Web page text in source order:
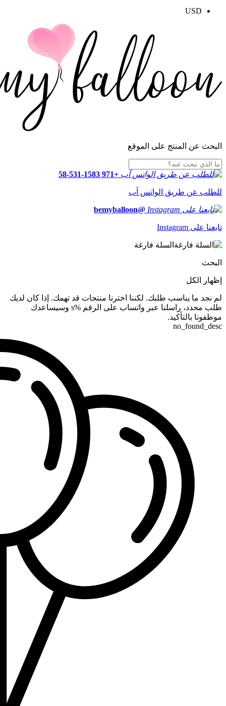
USD
البحث عن المنتج على الموقع
+971 58-531-1583
للطلب عن طريق الواتس آب
@bemyballoon
تابعنا على Instagram
السلة فارغة
البحث
إظهار الكل
لم نجد ما يناسب طلبك. لكننا اخترنا منتجات قد تهمك. إذا كان لديك
طلب محدد، راسلنا عبر واتساب على الرقم %s وسيساعدك
موظفونا بالتأكيد.
no_found_desc